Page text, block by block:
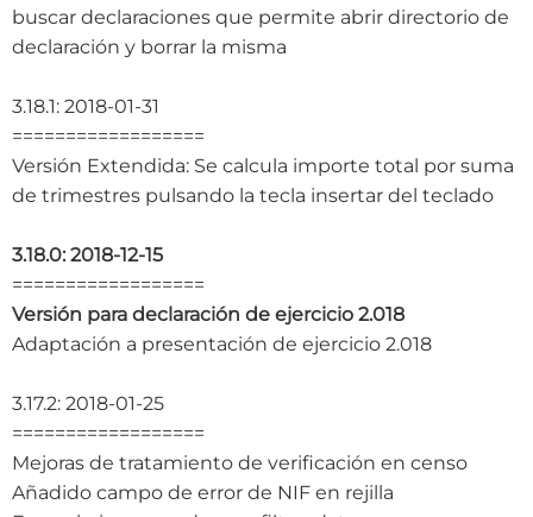
buscar declaraciones que permite abrir directorio de
declaración y borrar la misma
3.18.1: 2018-01-31
==================
Versión Extendida: Se calcula importe total por suma
de trimestres pulsando la tecla insertar del teclado
3.18.0: 2018-12-15
==================
Versión para declaración de ejercicio 2.018
Adaptación a presentación de ejercicio 2.018
3.17.2: 2018-01-25
==================
Mejoras de tratamiento de verificación en censo
Añadido campo de error de NIF en rejilla